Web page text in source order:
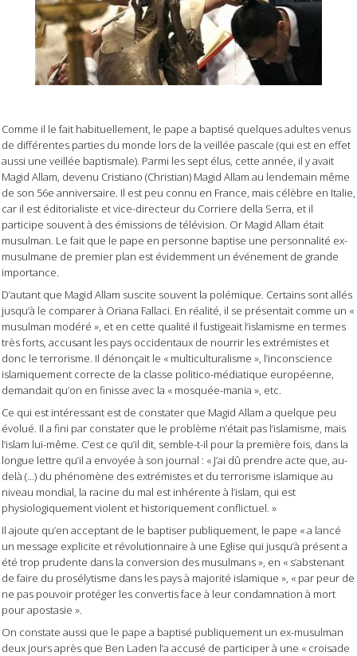
Comme il le fait habituellement, le pape a baptisé quelques adultes venus
de différentes parties du monde lors de la veillée pascale (qui est en effet
aussi une veillée baptismale). Parmi les sept élus, cette année, il y avait
Magid Allam, devenu Cristiano (Christian) Magid Allam au lendemain même
de son 56e anniversaire. Il est peu connu en France, mais célèbre en Italie,
car il est éditorialiste et vice-directeur du Corriere della Serra, et il
participe souvent à des émissions de télévision. Or Magid Allam était
musulman. Le fait que le pape en personne baptise une personnalité ex-
musulmane de premier plan est évidemment un événement de grande
importance.
D’autant que Magid Allam suscite souvent la polémique. Certains sont allés
jusqu’à le comparer à Oriana Fallaci. En réalité, il se présentait comme un «
musulman modéré », et en cette qualité il fustigeait l’islamisme en termes
très forts, accusant les pays occidentaux de nourrir les extrémistes et
donc le terrorisme. Il dénonçait le « multiculturalisme », l’inconscience
islamiquement correcte de la classe politico-médiatique européenne,
demandait qu’on en finisse avec la « mosquée-mania », etc.
Ce qui est intéressant est de constater que Magid Allam a quelque peu
évolué. Il a fini par constater que le problème n’était pas l’islamisme, mais
l’islam lui-même. C’est ce qu’il dit, semble-t-il pour la première fois, dans la
longue lettre qu’il a envoyée à son journal : « J’ai dû prendre acte que, au-
delà (…) du phénomène des extrémistes et du terrorisme islamique au
niveau mondial, la racine du mal est inhérente à l’islam, qui est
physiologiquement violent et historiquement conflictuel. »
Il ajoute qu’en acceptant de le baptiser publiquement, le pape « a lancé
un message explicite et révolutionnaire à une Eglise qui jusqu’à présent a
été trop prudente dans la conversion des musulmans », en « s’abstenant
de faire du prosélytisme dans les pays à majorité islamique », « par peur de
ne pas pouvoir protéger les convertis face à leur condamnation à mort
pour apostasie ».
On constate aussi que le pape a baptisé publiquement un ex-musulman
deux jours après que Ben Laden l’a accusé de participer à une « croisade